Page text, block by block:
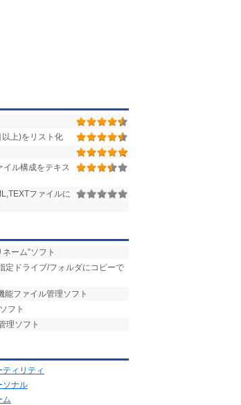
上)をリスト化
ル構成をテキス
ファイルに
ーム”ソフト
定ドライブ/フォルダにコピーで
ファイル管理ソフト
フト
理ソフト
ティリティ
ソナル
ム